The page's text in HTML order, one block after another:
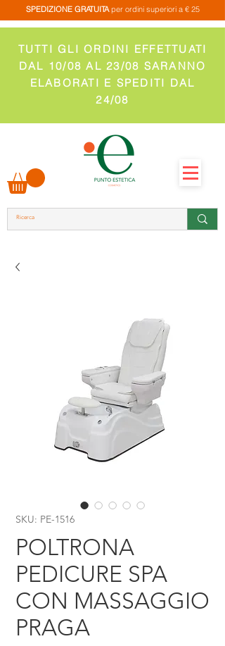
SPEDIZIONE GRATUITAper ordini superiori a € 25
TUTTI GLI ORDINI EFFETTUATI
DAL 10/08 AL 23/08 SARANNO
ELABORATI E SPEDITI DAL
24/08
SKU: PE-1516
POLTRONA
PEDICURE SPA
CON MASSAGGIO
PRAGA